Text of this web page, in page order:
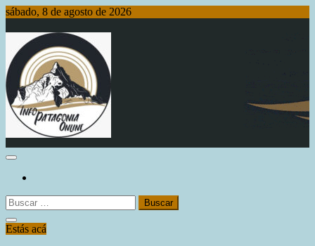
Saltar
contenido
sábado, 8 de agosto de 2026
Info Patagonia Online
Buscar:
Estás acá